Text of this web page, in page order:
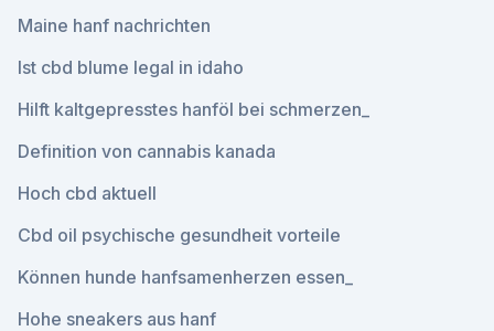
Maine hanf nachrichten
Ist cbd blume legal in idaho
Hilft kaltgepresstes hanföl bei schmerzen_
Definition von cannabis kanada
Hoch cbd aktuell
Cbd oil psychische gesundheit vorteile
Können hunde hanfsamenherzen essen_
Hohe sneakers aus hanf